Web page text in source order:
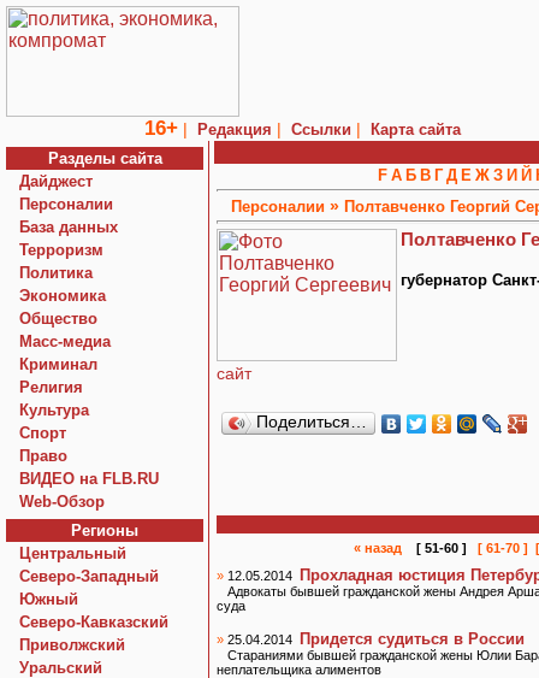
16+ | Редакция | Ссылки |
Карта сайта
Разделы сайта
Дайджест
Персоналии
База данных
Терроризм
Политика
Экономика
Общество
Macc-медиа
Криминал
Религия
Культура
Спорт
Право
ВИДЕО на FLB.RU
Web-Обзор
Регионы
Центральный
Северо-Западный
Южный
Северо-Кавказский
Приволжский
Уральский
F А Б В Г Д Е Ж З И Й
Персоналии » Полтавченко Георгий
Полтавченко
губернатор
сайт
Поделиться…
« назад [ 51-60 ] [ 61-70 ]
» 12.05.2014 Прохладная юстиция
Адвокаты бывшей гражданской жены Андрея
суда
» 25.04.2014 Придется судиться в России
Стараниями бывшей гражданской жены Юлии
неплательщика алиментов